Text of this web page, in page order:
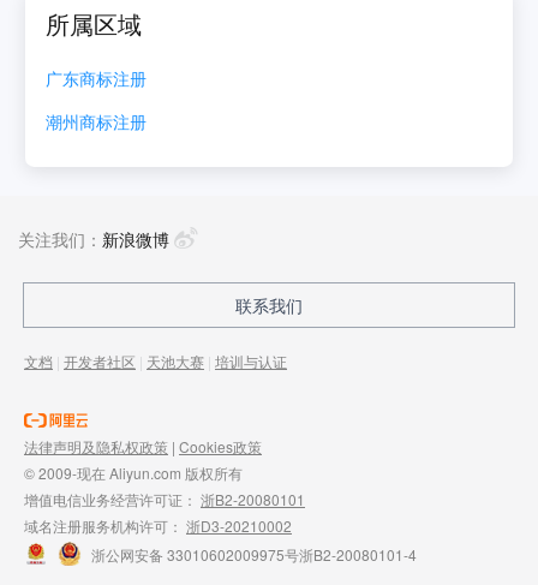
所属区域
广东商标注册
潮州商标注册